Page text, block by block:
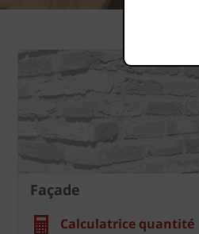
Façade
Calculatrice quantité